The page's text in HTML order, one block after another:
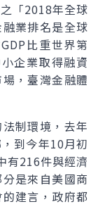
「2018年全球
業排名是全球
GDP比重世界第
企業取得融資
，臺灣金融體
制環境，去年
到今年10月初
有216件與經濟
是來自美國商
建言，政府都